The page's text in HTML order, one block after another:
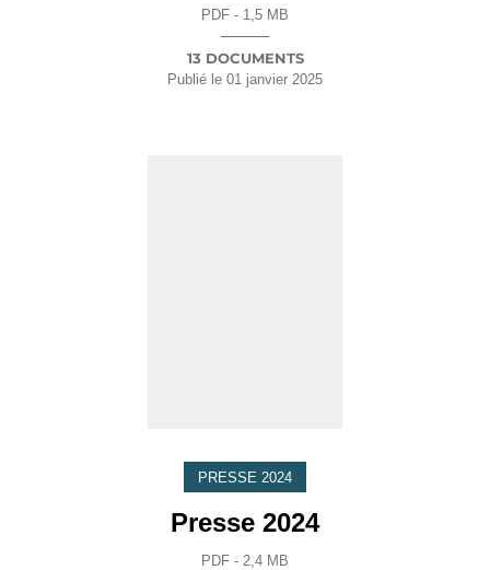
PDF - 1,5 MB
13 DOCUMENTS
Publié le 01 janvier 2025
PRESSE 2024
Presse 2024
PDF - 2,4 MB